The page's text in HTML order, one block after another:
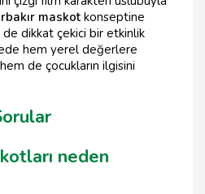
maskot konseptine
dikkat çekici bir etkinlik
hem yerel değerlere
de çocukların ilgisini
neden